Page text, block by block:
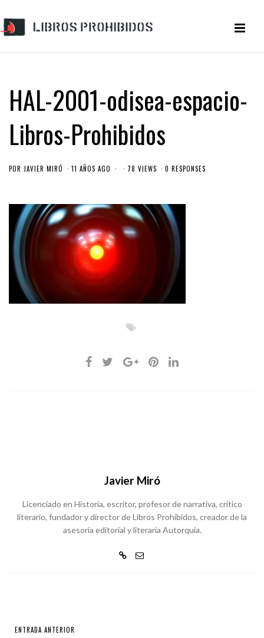
HAL-2001-odisea-espacio-
Libros-Prohibidos
POR JAVIER MIRÓ 11 AÑOS AGO 78 VIEWS 0 RESPONSES
Javier Miró
Licenciado en Historia, escritor, profesor de narrativa, crítico
literario, fundador y director de Libros Prohibidos, creador de la
asesoría editorial y literaria Autorquía.
ENTRADA ANTERIOR